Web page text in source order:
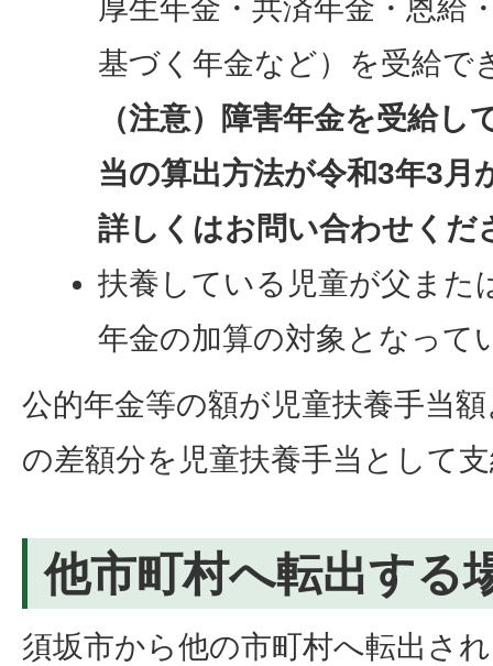
厚生年金・共済年金・恩給
基づく年金など）を受給で
（注意）障害年金を受給し
当の算出方法が令和3年3月
詳しくはお問い合わせくだ
扶養している児童が父また
年金の加算の対象となって
公的年金等の額が児童扶養手当
の差額分を児童扶養手当として
他市町村へ転出する
須坂市から他の市町村へ転出さ